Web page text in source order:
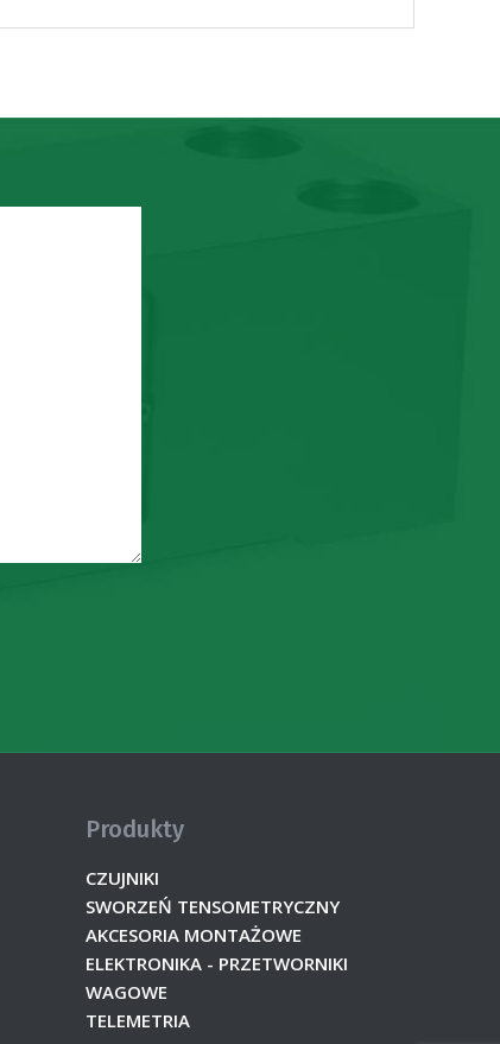
Produkty
CZUJNIKI
SWORZEŃ TENSOMETRYCZNY
AKCESORIA MONTAŻOWE
ELEKTRONIKA - PRZETWORNIKI
WAGOWE
TELEMETRIA